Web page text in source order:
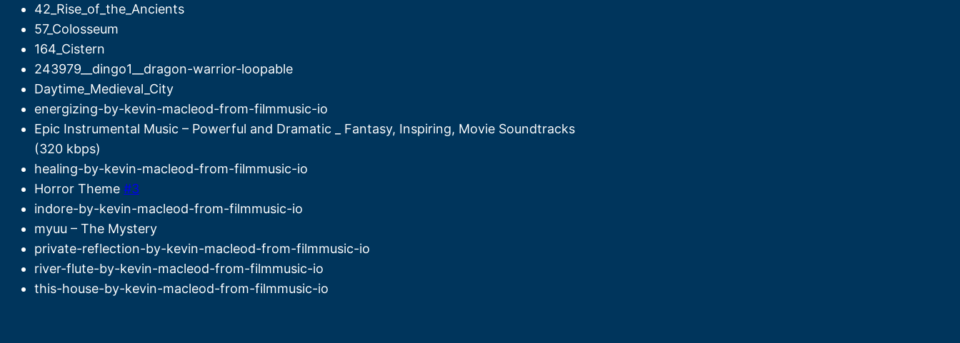
42_Rise_of_the_Ancients
57_Colosseum
164_Cistern
243979__dingo1__dragon-warrior-loopable
Daytime_Medieval_City
energizing-by-kevin-macleod-from-filmmusic-io
Epic Instrumental Music – Powerful and Dramatic _ Fantasy, Inspiring, Movie Soundtracks
(320 kbps)
healing-by-kevin-macleod-from-filmmusic-io
Horror Theme #3
indore-by-kevin-macleod-from-filmmusic-io
myuu – The Mystery
private-reflection-by-kevin-macleod-from-filmmusic-io
river-flute-by-kevin-macleod-from-filmmusic-io
this-house-by-kevin-macleod-from-filmmusic-io